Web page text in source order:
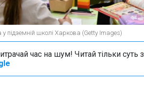
у підземній школі Харкова (Getty Images)
час на шум! Читай тільки суть з